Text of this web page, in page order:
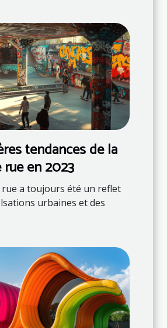
tendances de la
en 2023
rue a toujours été un reflet
urbaines et des